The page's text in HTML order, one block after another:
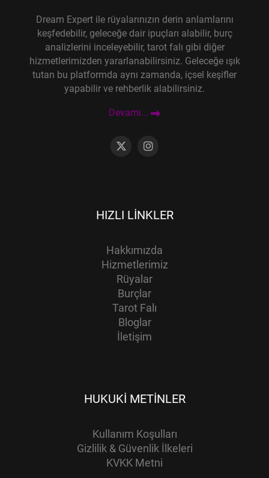
Dream Expert ile rüyalarınızın derin anlamlarını
keşfedebilir, geleceğe dair ipuçları alabilir, burç
analizlerini inceleyebilir, tarot falı gibi diğer
hizmetlerimizden yararlanabilirsiniz. Geleceğe ışık
tutan bu platformda aynı zamanda, içsel keşifler
yapabilir ve rehberlik alabilirsiniz.
Devamı...
HIZLI LINKLER
Hakkımızda
Hizmetlerimiz
Rüyalar
Burçlar
Tarot Falı
Bloglar
İletişim
HUKUKI METINLER
Kullanım Koşulları
Gizlilik & Güvenlik İlkeleri
KVKK Metni